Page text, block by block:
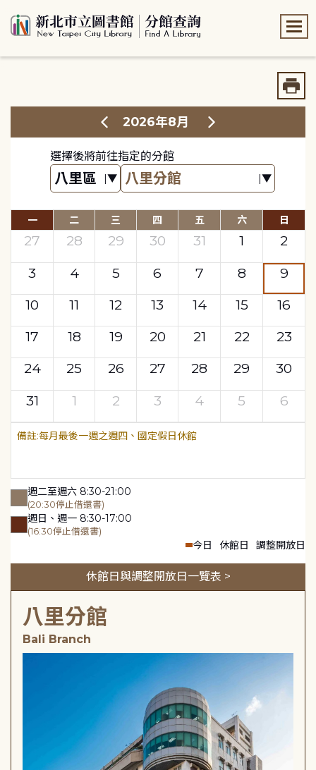
2026年8月
選擇後將前往指定的分館
一 二 三 四 五 六 日
27 28 29 30 31 1
2
3
4 5 6 7 8
9
10
11 12 13 14 15
16
17
18 19 20 21 22
23
24
25 26 27 28 29
30
31
1 2 3 4 5 6
每月最後一週之週四、國定假日休館
週二至週六 8:30-21:00
(20:30停止借還書)
週日、週一 8:30-17:00
(16:30停止借還書)
今日 休館日 調整開放日
休館日與調整開放日一覽表 >
八里分館
Bali Branch